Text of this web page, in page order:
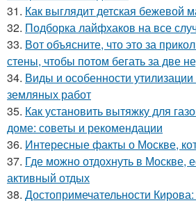
31. Как выглядит детская бежевой
32. Подборка лайфхаков на все
33. Вот объясните, что это за
стены, чтобы потом бегать за две
34. Виды и особенности утилизации
земляных работ
35. Как установить вытяжку для
доме: советы и рекомендации
36. Интересные факты о Москве,
37. Где можно отдохнуть в Москве,
активный отдых
38. Достопримечательности